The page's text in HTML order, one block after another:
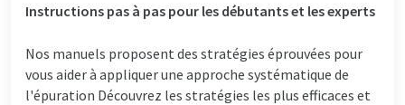
Instructions pas à pas pour les débutants et les experts
Nos manuels proposent des stratégies éprouvées pour
vous aider à appliquer une approche systématique de
l'épuration Découvrez les stratégies les plus efficaces et